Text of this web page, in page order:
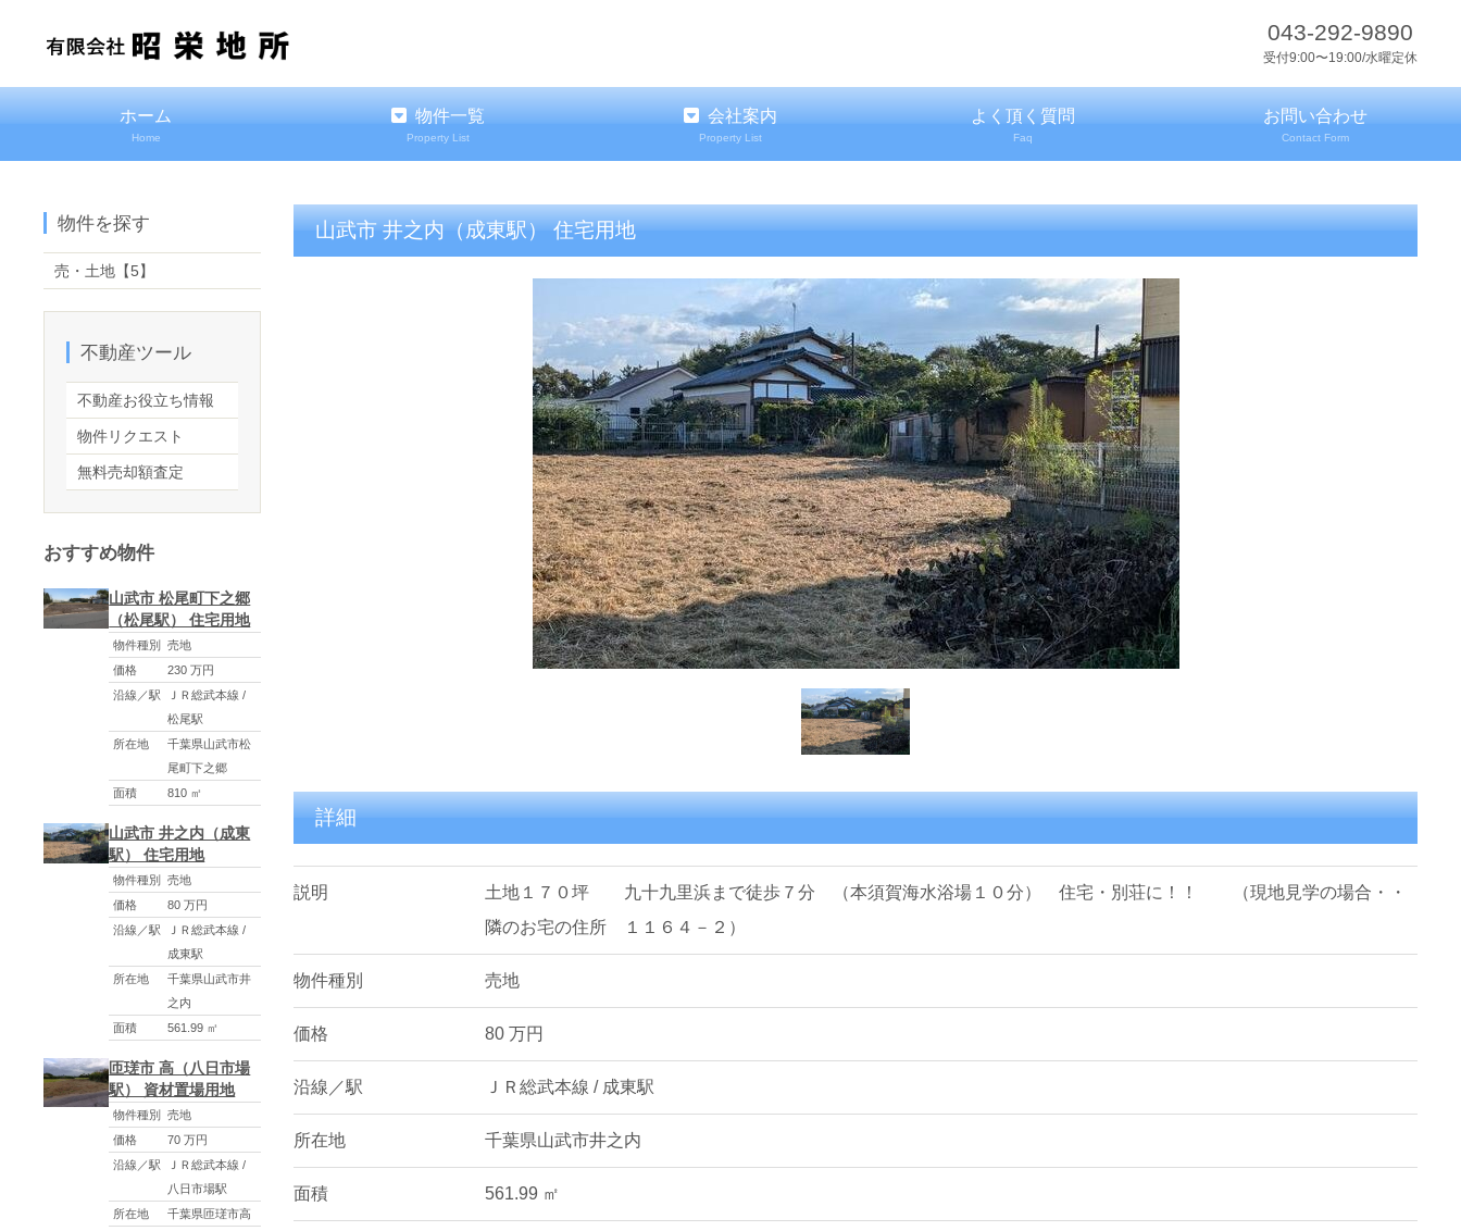
043-292-9890
受付9:00〜19:00/水曜定休
ホーム
Home
物件一覧
Property List
会社案内
Property List
よく頂く質問
Faq
お問い合わせ
Contact Form
山武市 井之内（成東駅） 住宅用地
詳細
説明
土地１７０坪 九十九里浜まで徒歩７分 （本須賀海水浴場１０分） 住宅・別荘に！！ （現地見学の場合・・
隣のお宅の住所 １１６４－２）
物件種別 売地
価格 80 万円
沿線／駅 ＪＲ総武本線 / 成東駅
所在地 千葉県山武市井之内
面積 561.99 ㎡
物件を探す
売・土地 【5】
不動産ツール
不動産お役立ち情報
物件リクエスト
無料売却額査定
おすすめ物件
山武市 松尾町下之郷
（松尾駅） 住宅用地
物件種別
売地
価格
230 万円
沿線／駅
ＪＲ総武本線 /
松尾駅
所在地
千葉県山武市松
尾町下之郷
面積
810 ㎡
山武市 井之内（成東
駅） 住宅用地
物件種別
売地
価格
80 万円
沿線／駅
ＪＲ総武本線 /
成東駅
所在地
千葉県山武市井
之内
面積
561.99 ㎡
匝瑳市 高（八日市場
駅） 資材置場用地
物件種別
売地
価格
70 万円
沿線／駅
ＪＲ総武本線 /
八日市場駅
所在地
千葉県匝瑳市高